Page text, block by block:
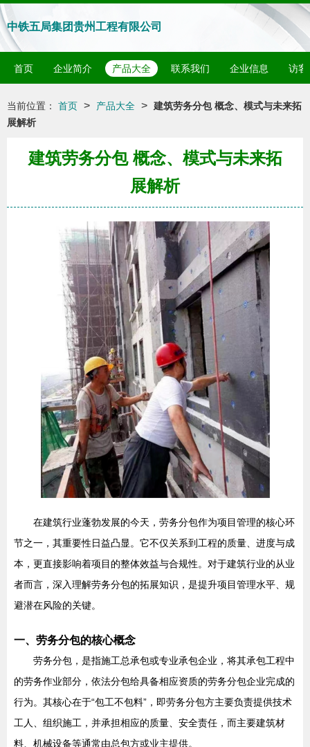
中铁五局集团贵州工程有限公司
首页 企业简介 产品大全 联系我们 企业信息 访客
当前位置： 首页 > 产品大全 > 建筑劳务分包 概念、模式与未来拓
展解析
建筑劳务分包 概念、模式与未来拓
展解析
在建筑行业蓬勃发展的今天，劳务分包作为项目管理的核心环
节之一，其重要性日益凸显。它不仅关系到工程的质量、进度与成
本，更直接影响着项目的整体效益与合规性。对于建筑行业的从业
者而言，深入理解劳务分包的拓展知识，是提升项目管理水平、规
避潜在风险的关键。
一、劳务分包的核心概念
劳务分包，是指施工总承包或专业承包企业，将其承包工程中
的劳务作业部分，依法分包给具备相应资质的劳务分包企业完成的
行为。其核心在于“包工不包料”，即劳务分包方主要负责提供技术
工人、组织施工，并承担相应的质量、安全责任，而主要建筑材
料、机械设备等通常由总包方或业主提供。